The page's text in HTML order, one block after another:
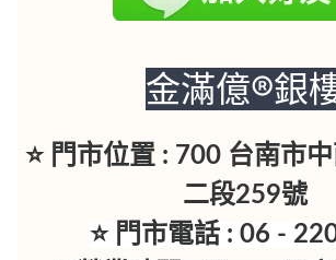
金滿億®銀
⭐ 門市位置 : 700 台南市
二段259號
⭐ 門市電話 : 06 -